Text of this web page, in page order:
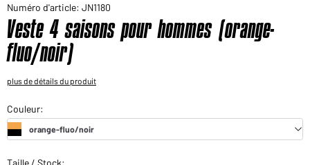
Numéro d'article: JN1180
Veste 4 saisons pour hommes (orange-
fluo/noir)
plus de détails du produit